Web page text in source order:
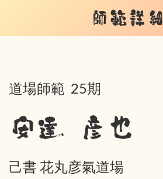
師範詳細
道場師範 25期
安達 彦也
己書 花丸彦氣道場